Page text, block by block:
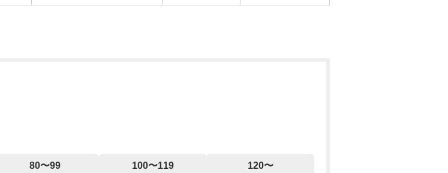
80〜99 100〜119 120〜